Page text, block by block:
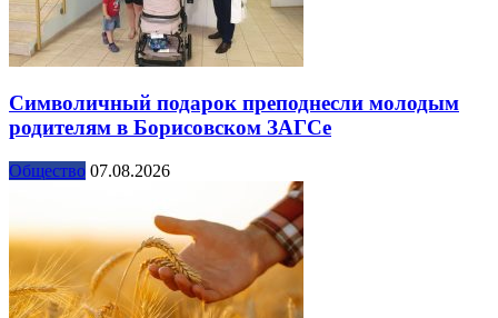
Символичный подарок преподнесли молодым
родителям в Борисовском ЗАГСе
Общество 07.08.2026